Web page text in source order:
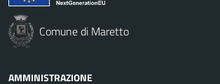
Comune di Maretto
AMMINISTRAZIONE